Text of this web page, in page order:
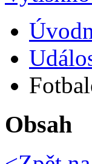
Obsah